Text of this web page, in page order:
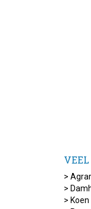
VEEL
>
>
>